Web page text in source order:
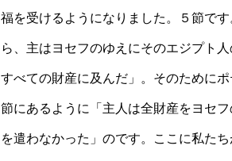
福を受けるようになりました。５節で
ら、主はヨセフのゆえにそのエジプト
すべての財産に及んだ」。そのために
節にあるように「主人は全財産をヨセ
を遣わなかった」のです。ここに私た